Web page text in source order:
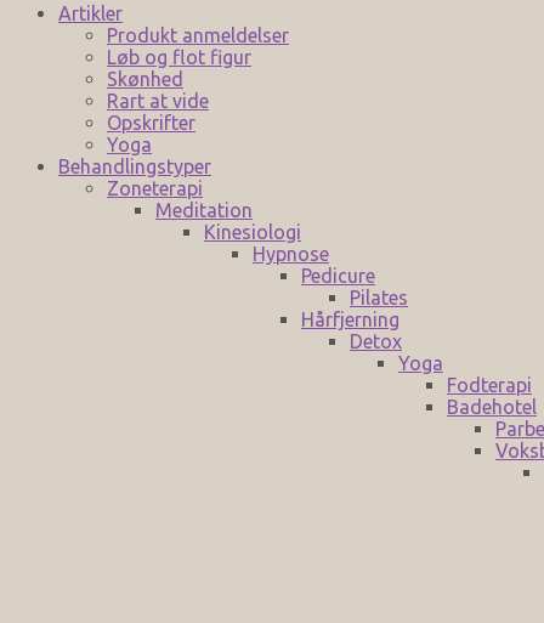
Artikler
Produkt anmeldelser
Løb og flot figur
Skønhed
Rart at vide
Opskrifter
Yoga
Behandlingstyper
Zoneterapi
Meditation
Kinesiologi
Hypnose
Pedicure
Pilates
Hårfjerning
Detox
Yoga
Fodterapi
Badehotel